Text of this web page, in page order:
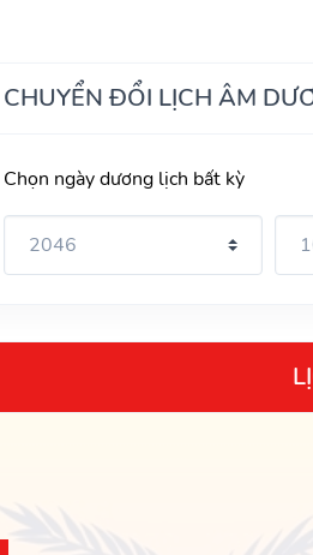
CHUYỂN ĐỔI LỊCH ÂM
Chọn ngày dương lịch bất kỳ